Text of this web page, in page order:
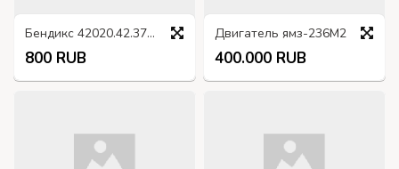
Бендикс 42020.42.3708600 УАЗ, ГАЗ
800 RUB
Двигатель ямз-236М2
400.000 RUB